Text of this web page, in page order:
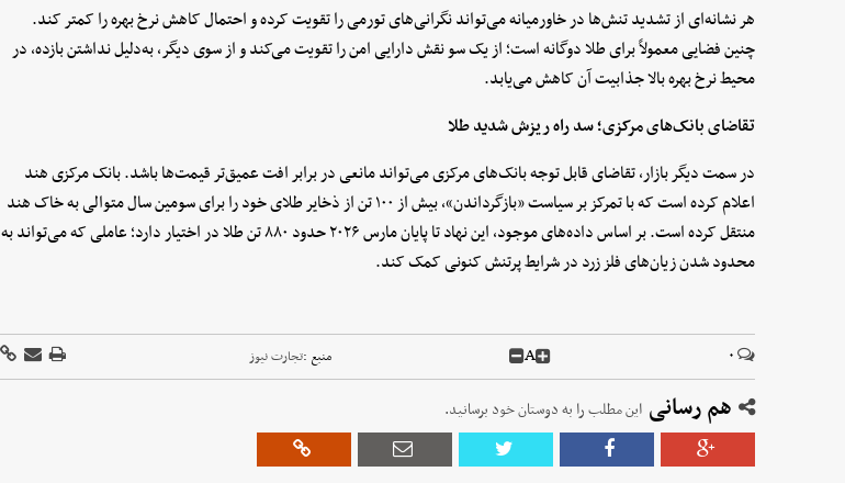
هر نشانه‌ای از تشدید تنش‌ها در خاورمیانه می‌تواند نگرانی‌های تورمی را تقویت کرده و احتمال کاهش نرخ بهره را کمتر کند.
چنین فضایی معمولاً برای طلا دوگانه است؛ از یک‌ سو نقش دارایی امن را تقویت می‌کند و از سوی دیگر، به‌دلیل نداشتن بازده، در
محیط نرخ بهره بالا جذابیت آن کاهش می‌یابد.
تقاضای بانک‌های مرکزی؛ سد راه ریزش شدید طلا
در سمت دیگر بازار، تقاضای قابل‌ توجه بانک‌های مرکزی می‌تواند مانعی در برابر افت عمیق‌تر قیمت‌ها باشد. بانک مرکزی هند
اعلام کرده است که با تمرکز بر سیاست «بازگرداندن»، بیش از ۱۰۰ تن از ذخایر طلای خود را برای سومین سال متوالی به خاک هند
منتقل کرده است. بر اساس داده‌های موجود، این نهاد تا پایان مارس ۲۰۲۶ حدود ۸۸۰ تن طلا در اختیار دارد؛ عاملی که می‌تواند به
محدود شدن زیان‌های فلز زرد در شرایط پرتنش کنونی کمک کند.
۰ A منبع :تجارت نیوز
هم رسانی این مطلب را به دوستان خود برسانید.